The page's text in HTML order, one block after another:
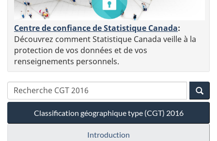
Centre de confiance de Statistique Canada:
Découvrez comment Statistique Canada veille à la
protection de vos données et de vos
renseignements personnels.
Classification géographique type (CGT) 2016
Introduction